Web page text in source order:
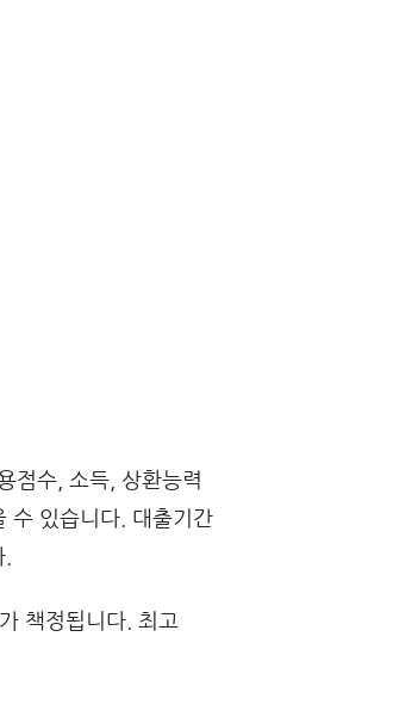
점수, 소득, 상환능력
수 있습니다. 대출기간
책정됩니다. 최고